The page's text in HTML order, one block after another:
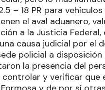
– 18 PR para
el aval aduanero,
a la Justicia
causa judicial por el
policial a disposición
la presencia del
y verificar